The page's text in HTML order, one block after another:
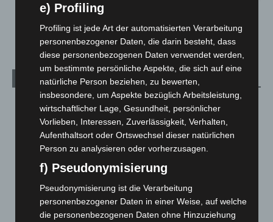
Celle: Mensch stirbt bei Bagger-Unfall auf Baustelle
5. August 2026
Kategorien
Blaulicht
Corona-News
Hannover und Region
5.039
Leserbriefe
Über uns
e) Profiling
Profiling ist jede Art der automatisierten Verarbeitung
personenbezogener Daten, die darin besteht, dass
diese personenbezogenen Daten verwendet werden,
um bestimmte persönliche Aspekte, die sich auf eine
natürliche Person beziehen, zu bewerten,
insbesondere, um Aspekte bezüglich Arbeitsleistung,
wirtschaftlicher Lage, Gesundheit, persönlicher
Vorlieben, Interessen, Zuverlässigkeit, Verhalten,
Aufenthaltsort oder Ortswechsel dieser natürlichen
Person zu analysieren oder vorherzusagen.
f) Pseudonymisierung
Pseudonymisierung ist die Verarbeitung
personenbezogener Daten in einer Weise, auf welche
die personenbezogenen Daten ohne Hinzuziehung